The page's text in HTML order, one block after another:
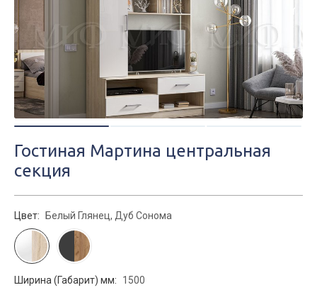
Гостиная Мартина центральная
секция
Цвет: Белый Глянец, Дуб Сонома
Ширина (Габарит) мм:
1500